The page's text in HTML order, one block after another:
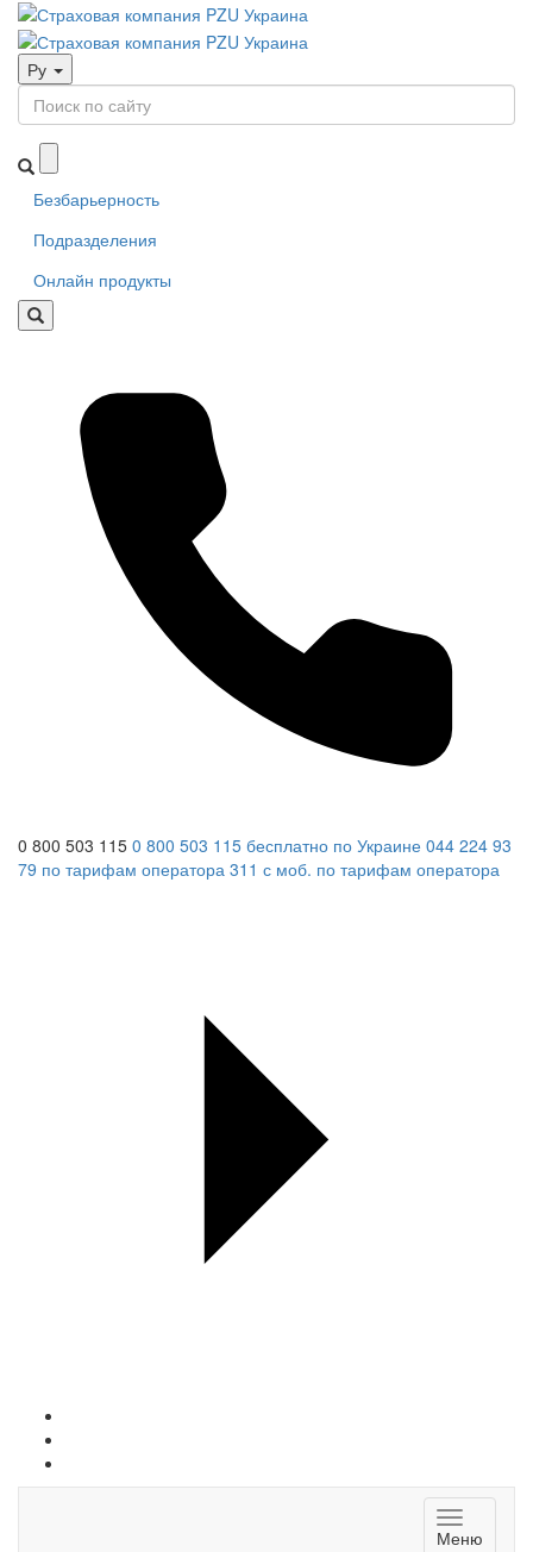
Ру
Безбарьерность
Подразделения
Онлайн продукты
0 800 503 115 0 800 503 115 бесплатно по Украине 044 224 93
79 по тарифам оператора 311 с моб. по тарифам оператора
Toggle
Меню